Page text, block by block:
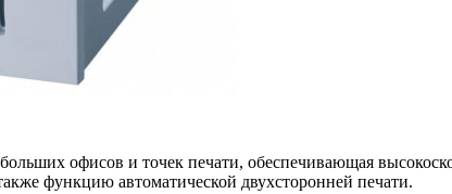
офисов и точек печати, обеспечивающая
функцию автоматической двухсторонней печати.